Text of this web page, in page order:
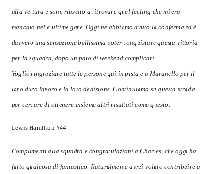
alla vettura e sono riuscito a ritrovare quel feeling che mi era
mancato nelle ultime gare. Oggi ne abbiamo avuto la conferma ed è
davvero una sensazione bellissima poter conquistare questa vittoria
per la squadra, dopo un paio di weekend complicati.
Voglio ringraziare tutte le persone qui in pista e a Maranello per il
loro duro lavoro e la loro dedizione. Continuiamo su questa strada
per cercare di ottenere insieme altri risultati come questo.
Lewis Hamilton #44
Complimenti alla squadra e congratulazioni a Charles, che oggi ha
fatto qualcosa di fantastico. Naturalmente avrei voluto contribuire a